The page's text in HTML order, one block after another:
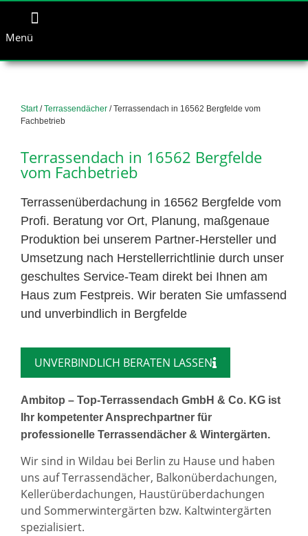
Menü
Start/Terrassendächer / Terrassendach in 16562 Bergfelde vom
Fachbetrieb
Terrassendach in 16562 Bergfelde
vom Fachbetrieb
Terrassenüberdachung in 16562 Bergfelde vom
Profi. Beratung vor Ort, Planung, maßgenaue
Produktion bei unserem Partner-Hersteller und
Umsetzung nach Herstellerrichtlinie durch unser
geschultes Service-Team direkt bei Ihnen am
Haus zum Festpreis. Wir beraten Sie umfassend
und unverbindlich in Bergfelde
UNVERBINDLICH BERATEN LASSEN
Ambitop – Top-Terrassendach GmbH & Co. KG ist
Ihr kompetenter Ansprechpartner für
professionelle Terrassendächer & Wintergärten.
Wir sind in Wildau bei Berlin zu Hause und haben
uns auf Terrassendächer, Balkonüberdachungen,
Kellerüberdachungen, Haustürüberdachungen
und Sommerwintergärten bzw. Kaltwintergärten
spezialisiert.